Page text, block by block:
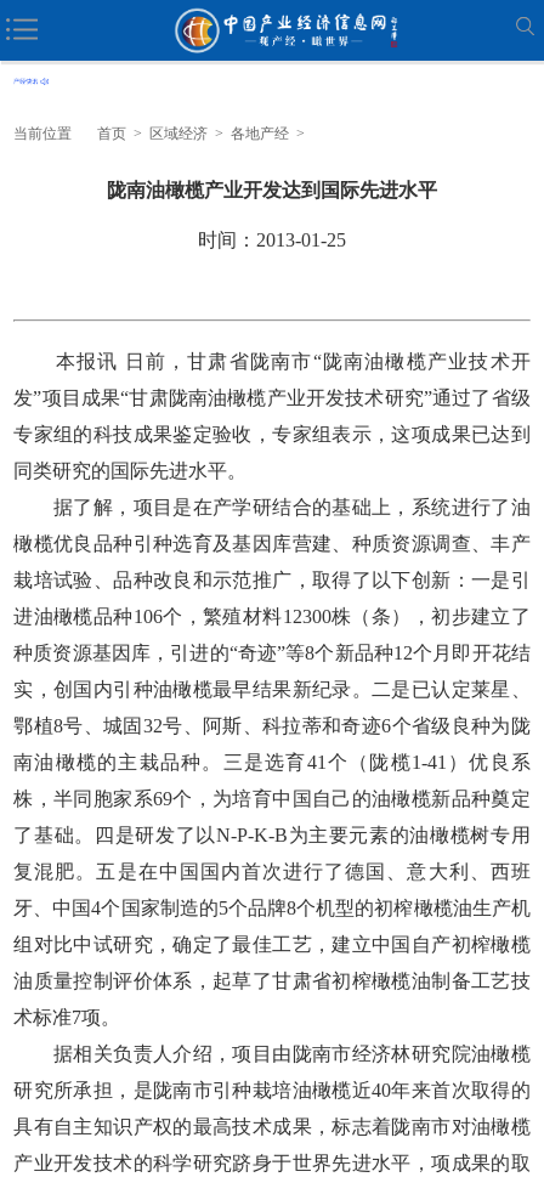
当前位置 首页 > 区域经济 > 各地产经 >
陇南油橄榄产业开发达到国际先进水平
时间：2013-01-25
本报讯 日前，甘肃省陇南市“陇南油橄榄产业技术开
发”项目成果“甘肃陇南油橄榄产业开发技术研究”通过了省级
专家组的科技成果鉴定验收，专家组表示，这项成果已达到
同类研究的国际先进水平。
据了解，项目是在产学研结合的基础上，系统进行了油
橄榄优良品种引种选育及基因库营建、种质资源调查、丰产
栽培试验、品种改良和示范推广，取得了以下创新：一是引
进油橄榄品种106个，繁殖材料12300株（条），初步建立了
种质资源基因库，引进的“奇迹”等8个新品种12个月即开花结
实，创国内引种油橄榄最早结果新纪录。二是已认定莱星、
鄂植8号、城固32号、阿斯、科拉蒂和奇迹6个省级良种为陇
南油橄榄的主栽品种。三是选育41个（陇榄1-41）优良系
株，半同胞家系69个，为培育中国自己的油橄榄新品种奠定
了基础。四是研发了以N-P-K-B为主要元素的油橄榄树专用
复混肥。五是在中国国内首次进行了德国、意大利、西班
牙、中国4个国家制造的5个品牌8个机型的初榨橄榄油生产机
组对比中试研究，确定了最佳工艺，建立中国自产初榨橄榄
油质量控制评价体系，起草了甘肃省初榨橄榄油制备工艺技
术标准7项。
据相关负责人介绍，项目由陇南市经济林研究院油橄榄
研究所承担，是陇南市引种栽培油橄榄近40年来首次取得的
具有自主知识产权的最高技术成果，标志着陇南市对油橄榄
产业开发技术的科学研究跻身于世界先进水平，项成果的取